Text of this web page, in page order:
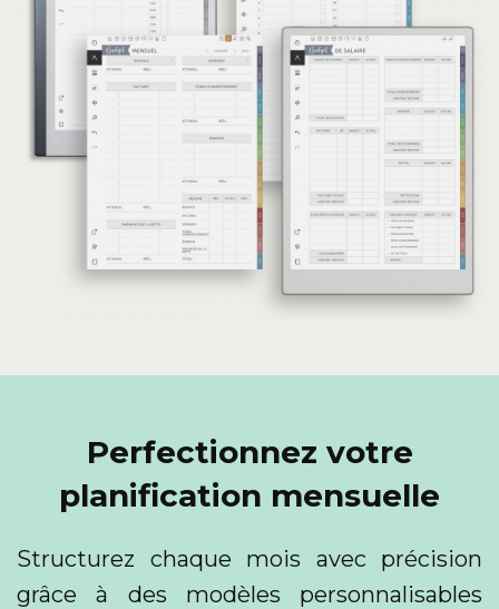
Perfectionnez votre
planification mensuelle
Structurez chaque mois avec précision
grâce à des modèles personnalisables